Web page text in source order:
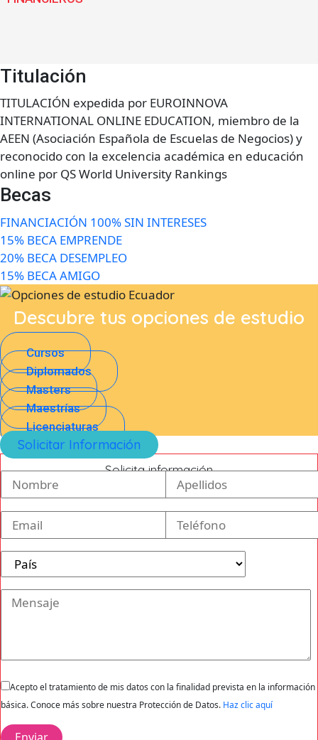
Titulación
TITULACIÓN expedida por EUROINNOVA
INTERNATIONAL ONLINE EDUCATION, miembro de la
AEEN (Asociación Española de Escuelas de Negocios) y
reconocido con la excelencia académica en educación
online por QS World University Rankings
Becas
FINANCIACIÓN 100% SIN INTERESES
15% BECA EMPRENDE
20% BECA DESEMPLEO
15% BECA AMIGO
Descubre tus opciones de estudio
Cursos
Diplomados
Masters
Maestrías
Licenciaturas
Solicitar Información
Solicita información
Acepto el tratamiento de mis datos con la finalidad prevista en la información
básica. Conoce más sobre nuestra Protección de Datos. Haz clic aquí